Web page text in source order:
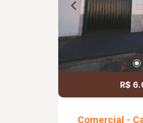
R$
Comercial -